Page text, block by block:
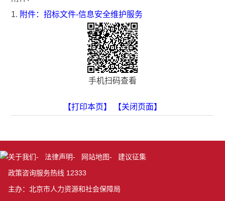
1. 附件：招标文件-信息安全维护服务
手机扫码查看
【打印本页】 【关闭页面】
关于我们- 法律声明- 网站地图- 建议征集
政策咨询服务热线 12333
主办：北京市人力资源和社会保障局